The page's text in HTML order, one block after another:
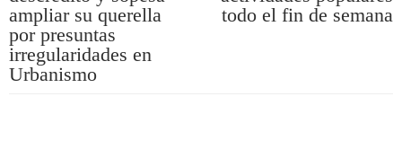
ampliar su querella
por presuntas
irregularidades en
Urbanismo
todo el fin de semana